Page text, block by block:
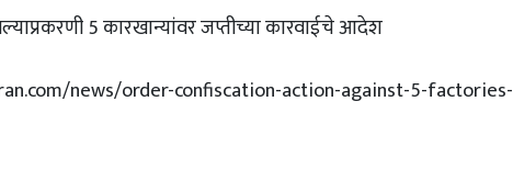
5 कारखान्यांवर जप्तीच्या कारवाईचे आदेश
news/order-confiscation-action-against-5-factories-